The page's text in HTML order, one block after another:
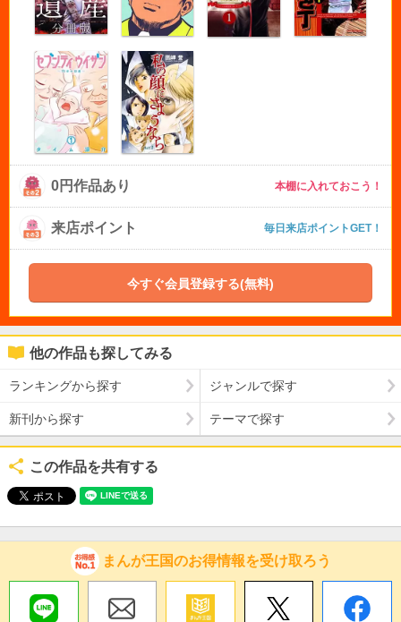
0円作品あり 本棚に入れておこう！
来店ポイント 毎日来店ポイントGET！
今すぐ会員登録する(無料)
他の作品も探してみる
ランキングから探す ジャンルで探す
新刊から探す テーマで探す
この作品を共有する
まんが王国のお得情報を受け取ろう